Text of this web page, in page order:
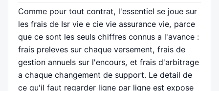
Comme pour tout contrat, l'essentiel se joue sur
les frais de Isr vie e cie vie assurance vie, parce
que ce sont les seuls chiffres connus a l'avance :
frais preleves sur chaque versement, frais de
gestion annuels sur l'encours, et frais d'arbitrage
a chaque changement de support. Le detail de
ce qu'il faut regarder ligne par ligne est expose